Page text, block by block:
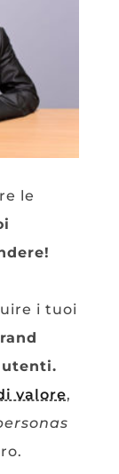
le
i tuoi
utenti.
valore,